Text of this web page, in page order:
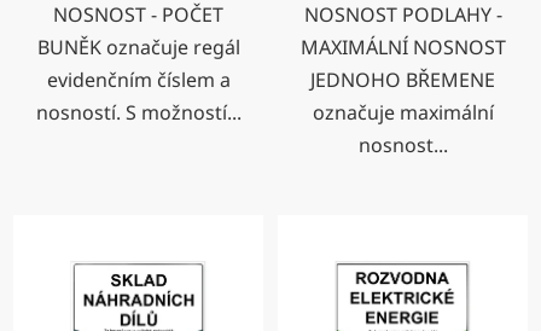
NOSNOST - POČET
BUNĚK označuje regál
evidenčním číslem a
nosností. S možností...
NOSNOST PODLAHY -
MAXIMÁLNÍ NOSNOST
JEDNOHO BŘEMENE
označuje maximální
nosnost...